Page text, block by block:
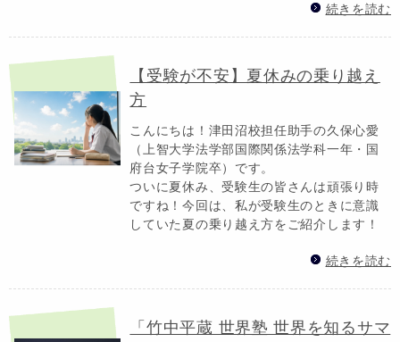
続きを読む
【受験が不安】夏休みの乗り越え
方
こんにちは！津田沼校担任助手の久保心愛
（上智大学法学部国際関係法学科一年・国
府台女子学院卒）です。
ついに夏休み、受験生の皆さんは頑張り時
ですね！今回は、私が受験生のときに意識
していた夏の乗り越え方をご紹介します！
続きを読む
「竹中平蔵 世界塾 世界を知るサマ